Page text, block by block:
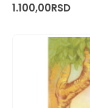
1.100,00RSD